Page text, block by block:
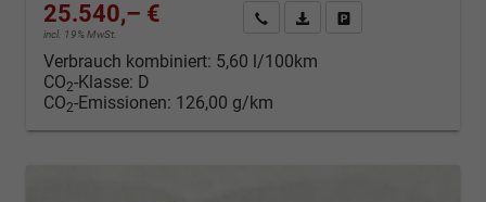
25.540,– €
incl. 19% MwSt.
Kontakt & Angebot anfordern
PDF-Datei, Fahrzeugexposé
Verbrauch kombiniert: 5,60 l/100km
CO2-Klasse: D
CO2-Emissionen: 126,00 g/km